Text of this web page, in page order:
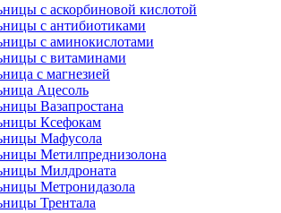
с аскорбиновой кислотой
с антибиотиками
с аминокислотами
с витаминами
с магнезией
Ацесоль
Вазапростана
Ксефокам
Мафусола
Метилпреднизолона
Милдроната
Метронидазола
Трентала